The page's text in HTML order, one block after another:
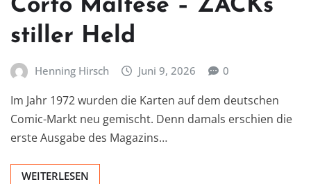
Corto Maltese – ZACKs
stiller Held
Henning Hirsch Juni 9, 2026 0
Im Jahr 1972 wurden die Karten auf dem deutschen
Comic-Markt neu gemischt. Denn damals erschien die
erste Ausgabe des Magazins…
WEITERLESEN